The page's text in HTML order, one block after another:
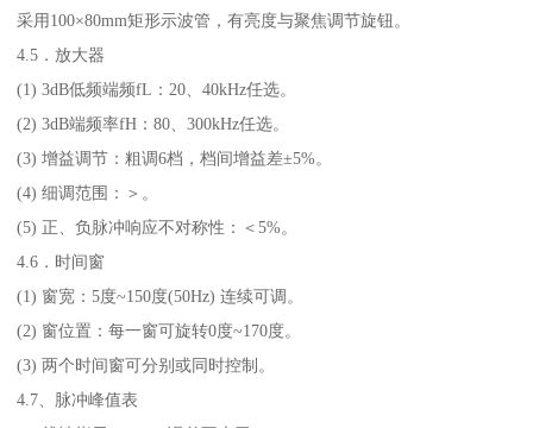
采用100×80mm矩形示波管，有亮度与聚焦调节旋钮。
4.5．放大器
(1) 3dB低频端频fL：20、40kHz任选。
(2) 3dB端频率fH：80、300kHz任选。
(3) 增益调节：粗调6档，档间增益差±5%。
(4) 细调范围：＞。
(5) 正、负脉冲响应不对称性：＜5%。
4.6．时间窗
(1) 窗宽：5度~150度(50Hz) 连续可调。
(2) 窗位置：每一窗可旋转0度~170度。
(3) 两个时间窗可分别或同时控制。
4.7、脉冲峰值表